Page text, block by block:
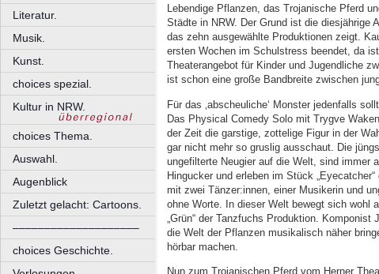
Literatur.
Musik.
Kunst.
choices spezial.
Kultur in NRW.
choices Thema.
Auswahl.
Augenblick
Zuletzt gelacht: Cartoons.
––––––––––––––––––––
choices Geschichte.
Lebendige Pflanzen, das Trojanische Pferd
Städte in NRW. Der Grund ist die diesjährige
das zehn ausgewählte Produktionen zeigt.
ersten Wochen im Schulstress beendet, da
Theaterangebot für Kinder und Jugendliche
ist schon eine große Bandbreite zwischen
Für das ‚abscheuliche‘ Monster jedenfalls
Das Physical Comedy Solo mit Trygve
der Zeit die garstige, zottelige Figur in der
gar nicht mehr so gruslig ausschaut. Die
ungefilterte Neugier auf die Welt, sind immer
Hingucker und erleben im Stück
mit zwei Tänzer:innen, einer Musikerin und
ohne Worte. In dieser Welt bewegt sich wohl
„Grün“ der Tanzfuchs Produktion.
die Welt der Pflanzen musikalisch näher
hörbar machen.
Nun zum Trojanischen Pferd vom Herner